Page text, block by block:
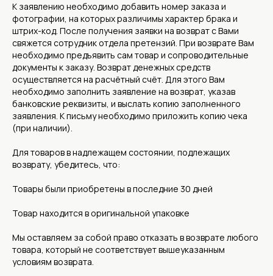
К заявлению необходимо добавить номер заказа и
фотографии, на которых различимы характер брака и
штрих-код. После получения заявки на возврат с Вами
свяжется сотрудник отдела претензий. При возврате Вам
необходимо предъявить сам товар и сопроводительные
документы к заказу. Возврат денежных средств
осуществляется на расчётный счёт. Для этого Вам
необходимо заполнить заявление на возврат, указав
банковские реквизиты, и выслать копию заполненного
заявления. К письму необходимо приложить копию чека
(при наличии).
Для товаров в надлежащем состоянии, подлежащих
возврату, убедитесь, что:
Товары были приобретены в последние 30 дней
Товар находится в оригинальной упаковке
Мы оставляем за собой право отказать в возврате любого
товара, который не соответствует вышеуказанным
условиям возврата.